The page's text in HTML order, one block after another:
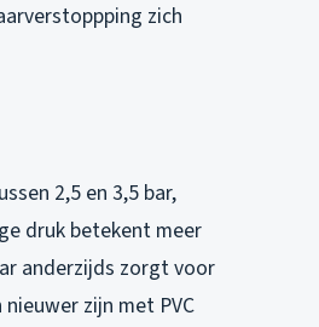
zich
2,5 en 3,5 bar,
druk betekent meer
anderzijds zorgt voor
zijn met PVC